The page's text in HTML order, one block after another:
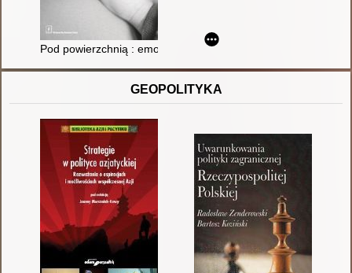
Pod powierzchnią : emocjonalne wyzwania macierzyństwa
GEOPOLITYKA